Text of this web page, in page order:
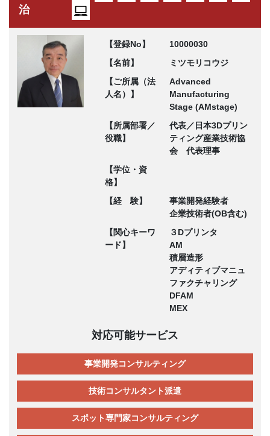
治
【登録No】
10000030
【名前】
ミツモリコウジ
【ご所属（法
人名）】
Advanced
Manufacturing
Stage (AMstage)
【所属部署／
役職】
代表／日本3Dプリン
ティング産業技術協
会 代表理事
【学位・資
格】
【経 験】
事業開発経験者
企業技術者(OB含む)
【関心キーワ
ード】
３Dプリンタ
AM
積層造形
アディティブマニュ
ファクチャリング
DFAM
MEX
対応可能サービス
事業開発コンサルティング
技術コンサルタント派遣
スポット専門家コンサルティング